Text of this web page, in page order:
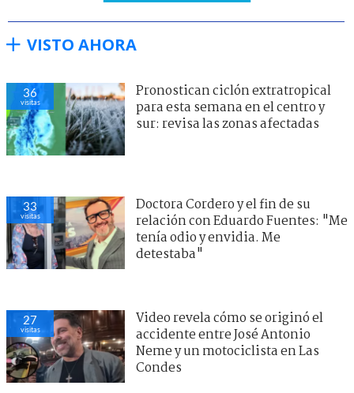
VISTO AHORA
36
visitas
Pronostican ciclón extratropical
para esta semana en el centro y
sur: revisa las zonas afectadas
33
visitas
Doctora Cordero y el fin de su
relación con Eduardo Fuentes: "Me
tenía odio y envidia. Me
detestaba"
27
visitas
Video revela cómo se originó el
accidente entre José Antonio
Neme y un motociclista en Las
Condes